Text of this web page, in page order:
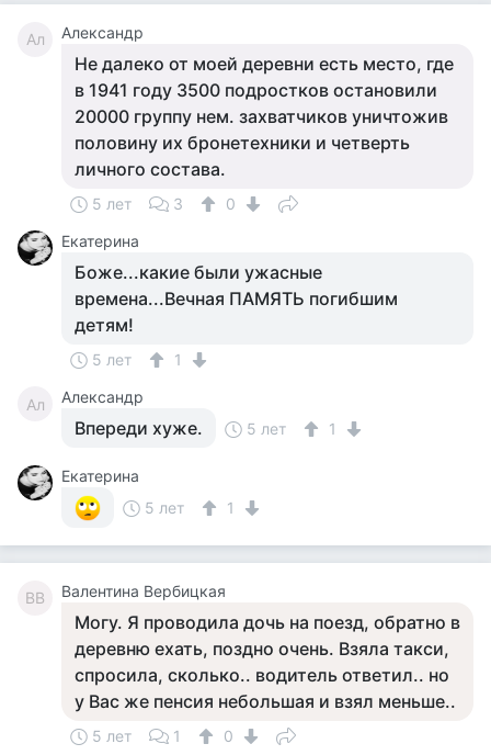
Ал Александр
Не далеко от моей деревни есть место, где
в 1941 году 3500 подростков остановили
20000 группу нем. захватчиков уничтожив
половину их бронетехники и четверть
личного состава.
5 лет 3
0
Екатерина
Боже...какие были ужасные
времена...Вечная ПАМЯТЬ погибшим
детям!
5 лет 1
Ал Александр
Впереди хуже. 5 лет 1
Екатерина
5 лет
1
ВВ Валентина Вербицкая
Могу. Я проводила дочь на поезд, обратно в
деревню ехать, поздно очень. Взяла такси,
спросила, сколько.. водитель ответил.. но
у Вас же пенсия небольшая и взял меньше..
5 лет 1
0